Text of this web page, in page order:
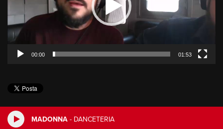
MADONNA - DANCETERIA
00:00 01:53